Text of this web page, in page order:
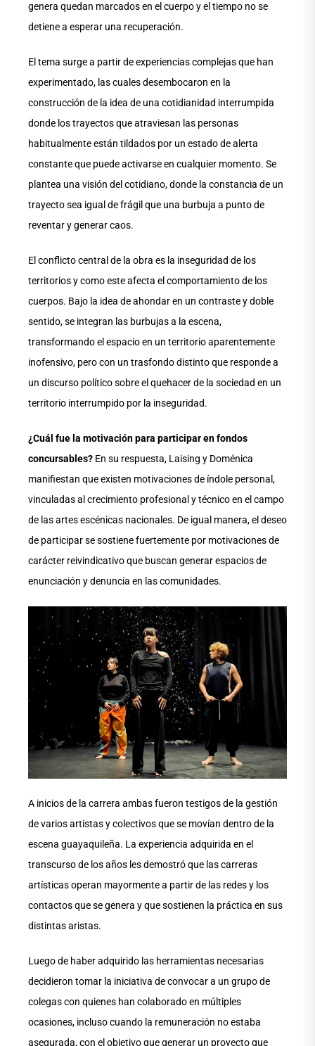
genera quedan marcados en el cuerpo y el tiempo no se
detiene a esperar una recuperación.
El tema surge a partir de experiencias complejas que han
experimentado, las cuales desembocaron en la
construcción de la idea de una cotidianidad interrumpida
donde los trayectos que atraviesan las personas
habitualmente están tildados por un estado de alerta
constante que puede activarse en cualquier momento. Se
plantea una visión del cotidiano, donde la constancia de un
trayecto sea igual de frágil que una burbuja a punto de
reventar y generar caos.
El conflicto central de la obra es la inseguridad de los
territorios y como este afecta el comportamiento de los
cuerpos. Bajo la idea de ahondar en un contraste y doble
sentido, se integran las burbujas a la escena,
transformando el espacio en un territorio aparentemente
inofensivo, pero con un trasfondo distinto que responde a
un discurso político sobre el quehacer de la sociedad en un
territorio interrumpido por la inseguridad.
¿Cuál fue la motivación para participar en fondos
concursables? En su respuesta, Laising y Doménica
manifiestan que existen motivaciones de índole personal,
vinculadas al crecimiento profesional y técnico en el campo
de las artes escénicas nacionales. De igual manera, el deseo
de participar se sostiene fuertemente por motivaciones de
carácter reivindicativo que buscan generar espacios de
enunciación y denuncia en las comunidades.
A inicios de la carrera ambas fueron testigos de la gestión
de varios artistas y colectivos que se movían dentro de la
escena guayaquileña. La experiencia adquirida en el
transcurso de los años les demostró que las carreras
artísticas operan mayormente a partir de las redes y los
contactos que se genera y que sostienen la práctica en sus
distintas aristas.
Luego de haber adquirido las herramientas necesarias
decidieron tomar la iniciativa de convocar a un grupo de
colegas con quienes han colaborado en múltiples
ocasiones, incluso cuando la remuneración no estaba
asegurada, con el objetivo que generar un proyecto que